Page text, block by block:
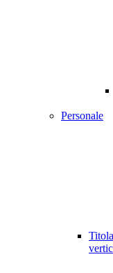
Personale